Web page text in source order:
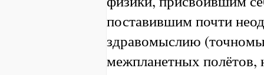
поставившим почти
здравомыслию
межпланетных